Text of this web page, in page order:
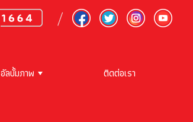
อัลบั้มภาพ ติดต่อเรา